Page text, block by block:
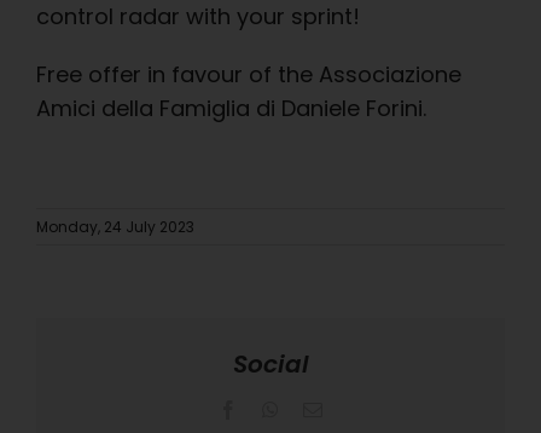
control radar with your sprint!
Free offer in favour of the Associazione
Amici della Famiglia di Daniele Forini.
Monday, 24 July 2023
Social